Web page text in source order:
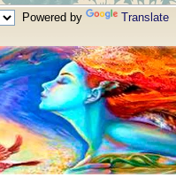
Powered by Translate